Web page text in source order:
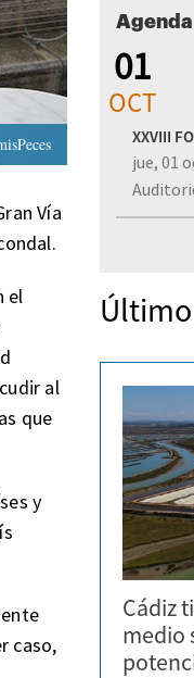
Vía
el
al
que
y
caso,
Agenda
01
OCT
XXVIII
jue, 01
Cádiz
medio